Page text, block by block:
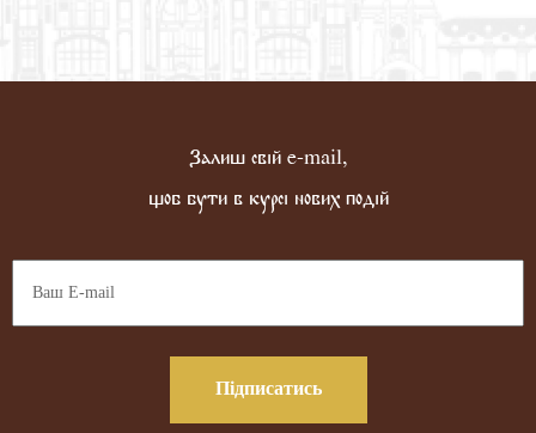
Залиш свій e-mail,
щоб бути в курсі нових подій
Підписатись